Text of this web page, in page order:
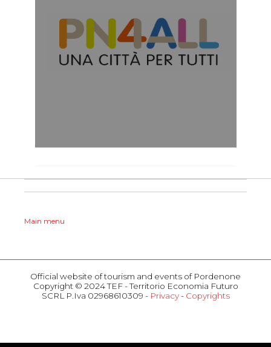
Main menu
Spring
Summer
Food & Wine
Official website of tourism and events of Pordenone
Copyright © 2024 TEF - Territorio Economia Futuro
SCRL P.Iva 02968610309 - Privacy- Copyrights